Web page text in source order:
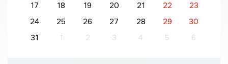
17
18 19 20 21 22
23
24
25 26 27 28 29
30
31
1 2 3 4 5 6